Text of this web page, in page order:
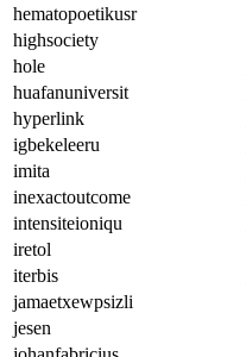
hematopoetikusr
highsociety
hole
huafanuniversit
hyperlink
igbekeleeru
imita
inexactoutcome
intensiteioniqu
iretol
iterbis
jamaetxewpsizli
jesen